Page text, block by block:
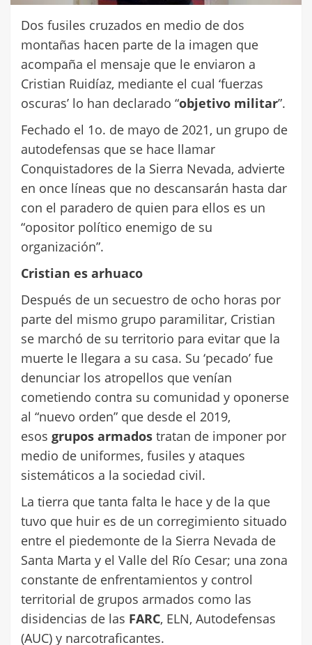
Dos fusiles cruzados en medio de dos
montañas hacen parte de la imagen que
acompaña el mensaje que le enviaron a
Cristian Ruidíaz, mediante el cual ‘fuerzas
oscuras’ lo han declarado “objetivo militar”.
Fechado el 1o. de mayo de 2021, un grupo de
autodefensas que se hace llamar
Conquistadores de la Sierra Nevada, advierte
en once líneas que no descansarán hasta dar
con el paradero de quien para ellos es un
“opositor político enemigo de su
organización”.
Cristian es arhuaco
Después de un secuestro de ocho horas por
parte del mismo grupo paramilitar, Cristian
se marchó de su territorio para evitar que la
muerte le llegara a su casa. Su ‘pecado’ fue
denunciar los atropellos que venían
cometiendo contra su comunidad y oponerse
al “nuevo orden” que desde el 2019,
esos grupos armados tratan de imponer por
medio de uniformes, fusiles y ataques
sistemáticos a la sociedad civil.
La tierra que tanta falta le hace y de la que
tuvo que huir es de un corregimiento situado
entre el piedemonte de la Sierra Nevada de
Santa Marta y el Valle del Río Cesar; una zona
constante de enfrentamientos y control
territorial de grupos armados como las
disidencias de las FARC, ELN, Autodefensas
(AUC) y narcotraficantes.